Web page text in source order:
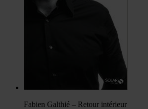
Fabien Galthié – Retour intérieur